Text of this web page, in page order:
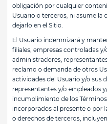
obligación por cualquier
Usuario o terceros, ni asume la
dejarlo en el Sitio.
El Usuario indemnizará y
filiales, empresas controladas
administradores,
reclamo o demanda de otros
actividades del Usuario y/o sus
representantes y/o empleados
incumplimiento de los
incorporados al presente o por
o derechos de terceros,